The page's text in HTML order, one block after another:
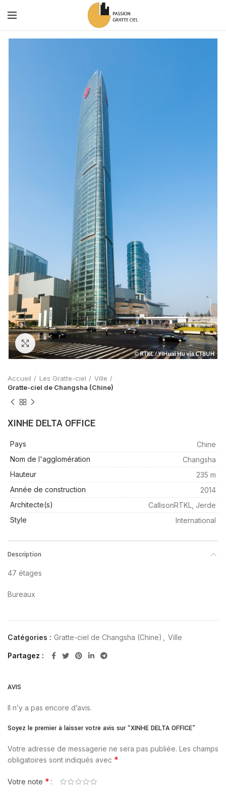
Zoom
Accueil Les Gratte-ciel
Ville
Gratte-ciel de Changsha (Chine)
XINHE DELTA OFFICE
Pays
Chine
Nom de l'agglomération
Changsha
Hauteur
235 m
Année de construction
2014
Architecte(s)
CallisonRTKL, Jerde
Style
International
Description
47 étages
Bureaux
Catégories : Gratte-ciel de Changsha (Chine) Ville
Partagez
AVIS
Il n’y a pas encore d’avis.
Soyez le premier à laisser votre avis sur “XINHE DELTA OFFICE”
Votre adresse de messagerie ne sera pas publiée. Les champs
obligatoires sont indiqués avec *
Votre note *